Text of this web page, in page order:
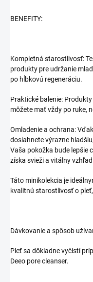
BENEFITY:
Kompletná starostlivosť:
produkty pre udržanie
po hĺbkovú regeneráciu.
Praktické balenie:
môžete mať vždy po ruke,
Omladenie a ochrana:
dosiahnete výrazne
Vaša pokožka bude lepšie
získa svieži a vitálny
Táto minikolekcia je
kvalitnú starostlivosť o
Dávkovanie a spôsob
Pleť sa dôkladne vyčistí
Deeo pore cleanser.